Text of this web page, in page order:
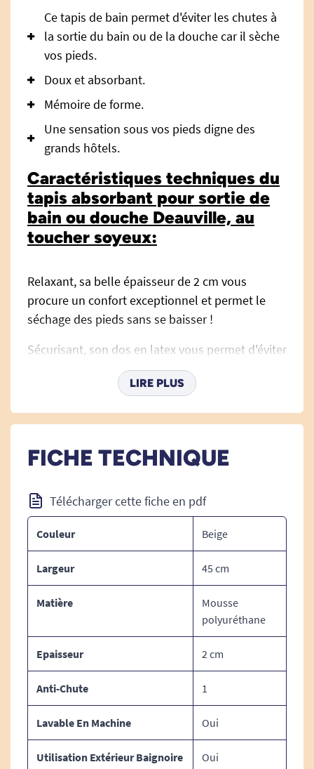
Ce tapis de bain permet d'éviter les chutes à
la sortie du bain ou de la douche car il sèche
vos pieds.
Doux et absorbant.
Mémoire de forme.
Une sensation sous vos pieds digne des
grands hôtels.
Caractéristiques techniques du
tapis absorbant pour sortie de
bain ou douche Deauville, au
toucher soyeux:
Relaxant, sa belle épaisseur de 2 cm vous
procure un confort exceptionnel et permet le
séchage des pieds sans se baisser !
Sécurisant, son dos en latex vous permet d'éviter
toutes chutes en sortie de douche ou de bain.
La mousse à mémoire de forme épouse
l'empreinte de votre pied procurant une
Lavable en machine à 30°.
DIMENSIONS :
Grande taille : 85 cm x 45 cm .
Taille Petite : 60 x 45 cm .
MATIERE :
Dessus en microfibres toucher "velours", très
agréable.
Mousse en polyuréthane.
LIRE PLUS
FICHE TECHNIQUE
Télécharger cette fiche en pdf
Couleur Beige
Largeur 45 cm
Matière
Mousse
polyuréthane
Epaisseur 2 cm
Anti-Chute 1
Lavable En Machine Oui
Utilisation Extérieur Baignoire
Oui